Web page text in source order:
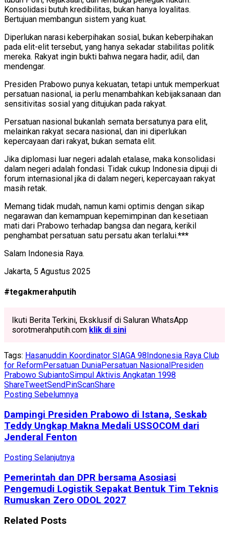
Konsolidasi butuh kredibilitas, bukan hanya loyalitas.
Bertujuan membangun sistem yang kuat.
Diperlukan narasi keberpihakan sosial, bukan keberpihakan
pada elit-elit tersebut, yang hanya sekadar stabilitas politik
mereka. Rakyat ingin bukti bahwa negara hadir, adil, dan
mendengar.
Presiden Prabowo punya kekuatan, tetapi untuk memperkuat
persatuan nasional, ia perlu menambahkan kebijaksanaan dan
sensitivitas sosial yang ditujukan pada rakyat.
Persatuan nasional bukanlah semata bersatunya para elit,
melainkan rakyat secara nasional, dan ini diperlukan
kepercayaan dari rakyat, bukan semata elit.
Jika diplomasi luar negeri adalah etalase, maka konsolidasi
dalam negeri adalah fondasi. Tidak cukup Indonesia dipuji di
forum internasional jika di dalam negeri, kepercayaan rakyat
masih retak.
Memang tidak mudah, namun kami optimis dengan sikap
negarawan dan kemampuan kepemimpinan dan kesetiaan
mati dari Prabowo terhadap bangsa dan negara, kerikil
penghambat persatuan satu persatu akan terlalui.***
Salam Indonesia Raya.
Jakarta, 5 Agustus 2025
#tegakmerahputih
Ikuti Berita Terkini, Eksklusif di Saluran WhatsApp
sorotmerahputih.com klik di sini
Tags: Hasanuddin Koordinator SIAGA 98 Indonesia Raya Club
for ReformPersatuan DuniaPersatuan Nasional Presiden
Prabowo SubiantoSimpul Aktivis Angkatan 1998
ShareTweetSend PinScanShare
Posting Sebelumnya
Dampingi Presiden Prabowo di Istana, Seskab
Teddy Ungkap Makna Medali USSOCOM dari
Jenderal Fenton
Posting Selanjutnya
Pemerintah dan DPR bersama Asosiasi
Pengemudi Logistik Sepakat Bentuk Tim Teknis
Rumuskan Zero ODOL 2027
Related Posts